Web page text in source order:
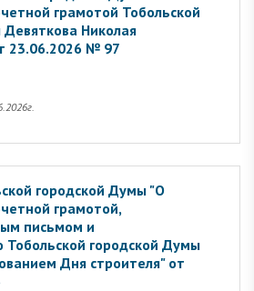
грамотой Тобольской
Николая
23.06.2026 № 97
городской Думы "О
грамотой,
письмом и
Тобольской городской Думы
Дня строителя" от